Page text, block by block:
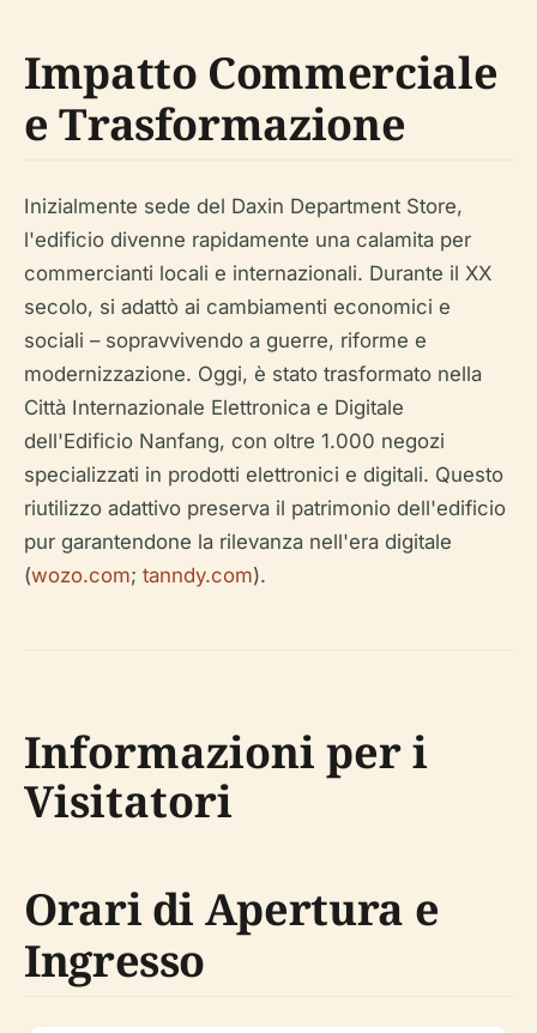
Impatto Commerciale
e Trasformazione
Inizialmente sede del Daxin Department Store,
l'edificio divenne rapidamente una calamita per
commercianti locali e internazionali. Durante il XX
secolo, si adattò ai cambiamenti economici e
sociali – sopravvivendo a guerre, riforme e
modernizzazione. Oggi, è stato trasformato nella
Città Internazionale Elettronica e Digitale
dell'Edificio Nanfang, con oltre 1.000 negozi
specializzati in prodotti elettronici e digitali. Questo
riutilizzo adattivo preserva il patrimonio dell'edificio
pur garantendone la rilevanza nell'era digitale
(wozo.com; tanndy.com).
Informazioni per i
Visitatori
Orari di Apertura e
Ingresso